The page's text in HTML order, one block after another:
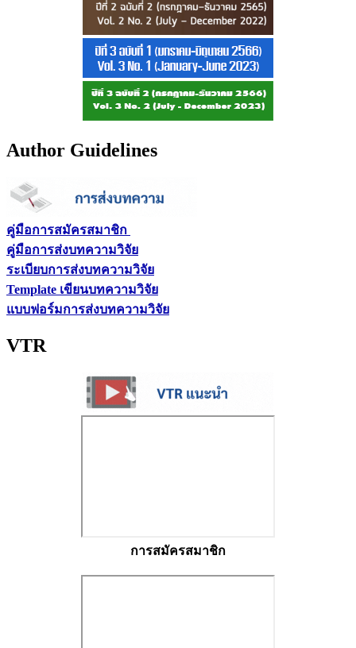
Author Guidelines
คู่มือการสมัครสมาชิก
คู่มือการส่งบทความวิจัย
ระเบียบการส่งบทความวิจัย
Template เขียนบทความวิจัย
แบบฟอร์มการส่งบทความวิจัย
VTR
การสมัครสมาชิก